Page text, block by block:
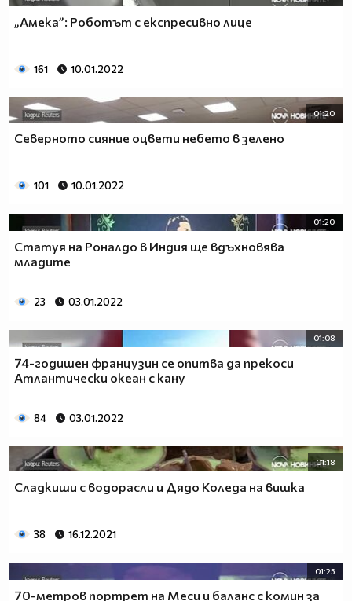
„Амека”: Роботът с експресивно лице
161 10.01.2022
01:20
Северното сияние оцвети небето в зелено
101 10.01.2022
01:20
Статуя на Роналдо в Индия ще вдъхновява
младите
23 03.01.2022
01:08
74-годишен французин се опитва да прекоси
Атлантически океан с кану
84 03.01.2022
01:18
Сладкиши с водорасли и Дядо Коледа на вишка
38 16.12.2021
01:25
70-метров портрет на Меси и баланс с комин за